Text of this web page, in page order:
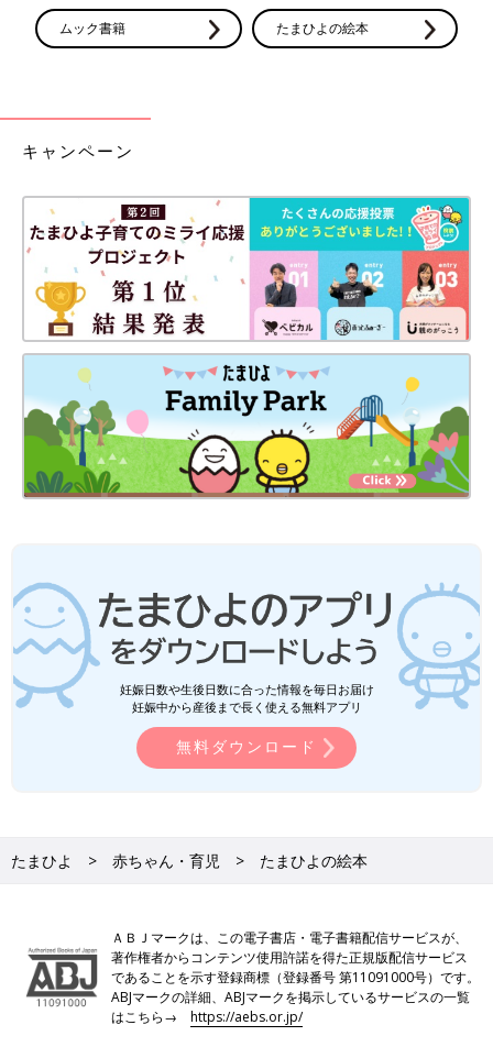
ムック書籍 たまひよの絵本
キャンペーン
妊娠日数や生後日数に合った情報を毎日お届け
妊娠中から産後まで長く使える無料アプリ
無料ダウンロード
たまひよ 赤ちゃん・育児 たまひよの絵本
ＡＢＪマークは、この電子書店・電子書籍配信サービスが、
著作権者からコンテンツ使用許諾を得た正規版配信サービス
であることを示す登録商標（登録番号 第11091000号）です。
ABJマークの詳細、ABJマークを掲示しているサービスの一覧
はこちら→https://aebs.or.jp/